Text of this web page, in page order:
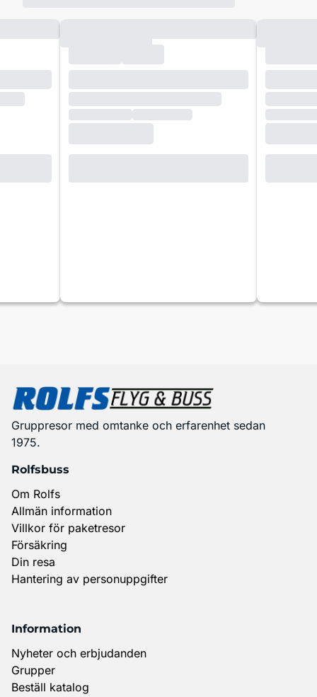
Gruppresor med omtanke och erfarenhet sedan
1975.
Rolfsbuss
Om Rolfs
Allmän information
Villkor för paketresor
Försäkring
Din resa
Hantering av personuppgifter
Information
Nyheter och erbjudanden
Grupper
Beställ katalog